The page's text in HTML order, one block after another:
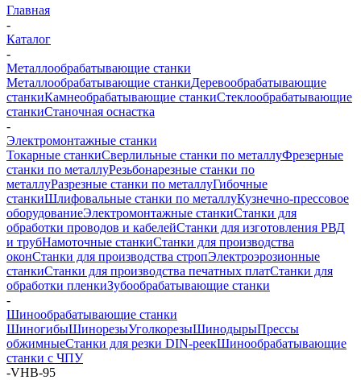
Главная
-
Каталог
-
Металлообрабатывающие станки
Металлообрабатывающие станкиДеревообрабатывающие
станкиКамнеобрабатывающие станкиСтеклообрабатывающие
станкиСтаночная оснастка
-
Электромонтажные станки
Токарные станкиСверлильные станки по металлуФрезерные
станки по металлуРезьбонарезные станки по
металлуРазрезные станки по металлуГибочные
станкиШлифовальные станки по металлуКузнечно-прессовое
оборудованиеЭлектромонтажные станкиСтанки для
обработки проводов и кабелейСтанки для изготовления РВД
и трубНамоточные станкиСтанки для производства
оконСтанки для производства стропЭлектроэрозионные
станкиСтанки для производства печатных платСтанки для
обработки пленкиЗубообрабатывающие станки
-
Шинообрабатывающие станки
ШиногибыШинорезыУголкорезыШинодырыПрессы
обжимныеСтанки для резки DIN-реекШинообрабатывающие
станки с ЧПУ
-VHB-95